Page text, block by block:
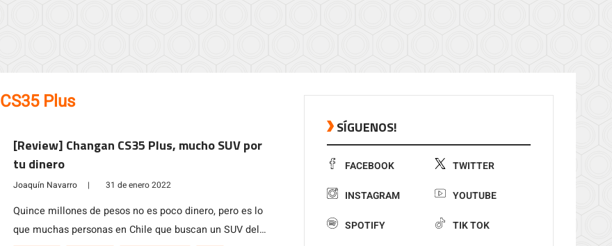
CS35 Plus
[Review] Changan CS35 Plus, mucho SUV por
tu dinero
Joaquín Navarro | 31 de enero 2022
Quince millones de pesos no es poco dinero, pero es lo
que muchas personas en Chile que buscan un SUV del
SÍGUENOS!
FACEBOOK TWITTER
INSTAGRAM YOUTUBE
SPOTIFY TIK TOK